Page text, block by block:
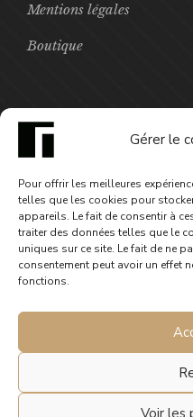
Gérer le
Pour offrir les meilleures
telles que les cookies pour
appareils. Le fait de consentir à
traiter des données telles que le
uniques sur ce site. Le fait de ne
consentement peut avoir un effet
fonctions.
Voir les
Mentions légales
Boutique
7,99€